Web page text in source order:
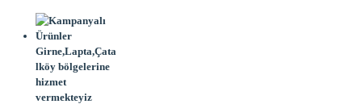
Girne,Lapta,Çata
lköy bölgelerine
hizmet
vermekteyiz